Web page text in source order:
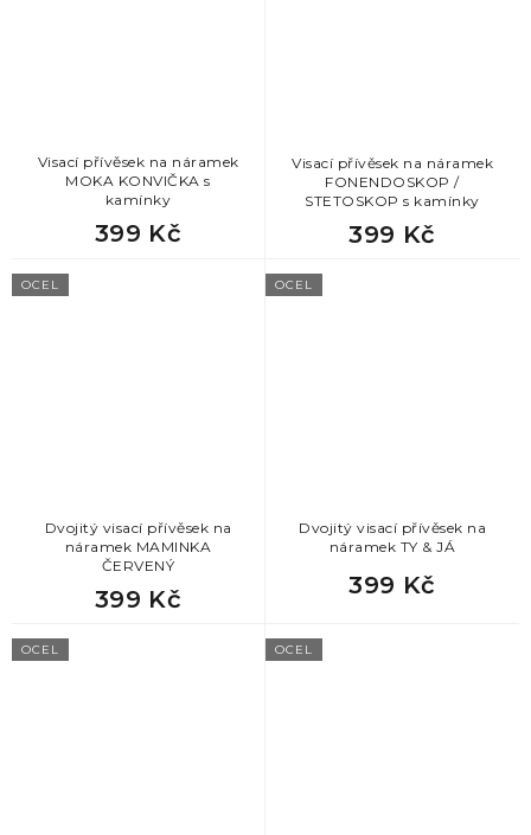
Visací přívěsek na náramek
MOKA KONVIČKA s
kamínky
399 Kč
Visací přívěsek na náramek
FONENDOSKOP /
STETOSKOP s kamínky
399 Kč
OCEL
Dvojitý visací přívěsek na
náramek MAMINKA
ČERVENÝ
399 Kč
OCEL
Dvojitý visací přívěsek na
náramek TY & JÁ
399 Kč
OCEL OCEL